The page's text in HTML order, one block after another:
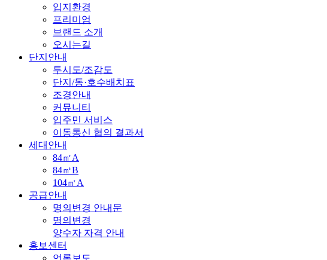
입지환경
프리미엄
브랜드 소개
오시는길
단지안내
투시도/조감도
단지/동·호수배치표
조경안내
커뮤니티
입주민 서비스
이동통신 협의 결과서
세대안내
84㎡A
84㎡B
104㎡A
공급안내
명의변경 안내문
명의변경
양수자 자격 안내
홍보센터
언론보도